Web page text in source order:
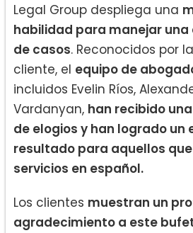
Legal Group despliega una
habilidad para manejar
de casos. Reconocidos por
cliente, el equipo de
incluidos Evelin Ríos,
Vardanyan, han recibido
de elogios y han logrado un
resultado para aquellos
servicios en español.
Los clientes muestran un
agradecimiento a este